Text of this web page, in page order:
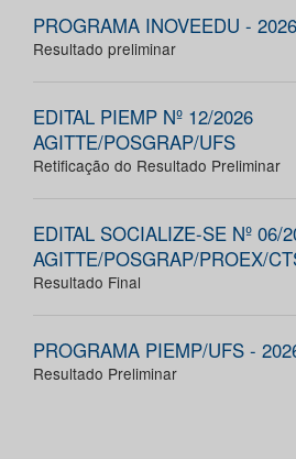
PROGRAMA INOVEEDU - 2026
Resultado preliminar
EDITAL PIEMP Nº 12/2026
AGITTE/POSGRAP/UFS
Retificação do Resultado Preliminar
EDITAL SOCIALIZE-SE Nº 06/
AGITTE/POSGRAP/PROEX/
Resultado Final
PROGRAMA PIEMP/UFS -
Resultado Preliminar